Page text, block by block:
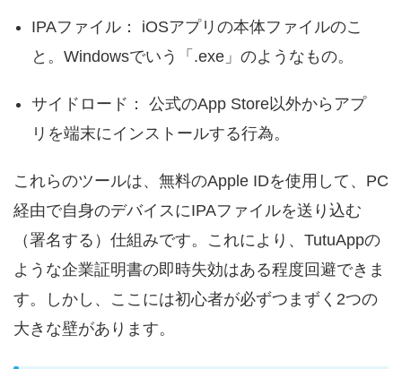
IPAファイル： iOSアプリの本体ファイルのこ
と。Windowsでいう「.exe」のようなもの。
サイドロード： 公式のApp Store以外からアプ
リを端末にインストールする行為。
これらのツールは、無料のApple IDを使用して、PC
経由で自身のデバイスにIPAファイルを送り込む
（署名する）仕組みです。これにより、TutuAppの
ような企業証明書の即時失効はある程度回避できま
す。しかし、ここには初心者が必ずつまずく2つの
大きな壁があります。